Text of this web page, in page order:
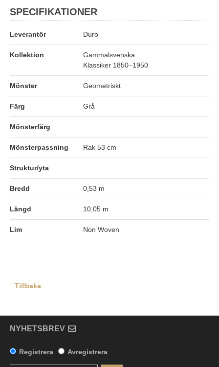
SPECIFIKATIONER
Leverantör Duro
Kollektion
Gammalsvenska
Klassiker 1850–1950
Mönster Geometriskt
Färg Grå
Mönsterfärg
Mönsterpassning Rak 53 cm
Struktur/yta
Bredd 0,53 m
Längd 10,05 m
Lim Non Woven
Tillbaka
NYHETSBREV
Registrera Avregistrera